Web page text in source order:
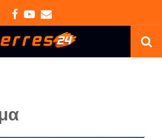
Facebook
Youtube
Email